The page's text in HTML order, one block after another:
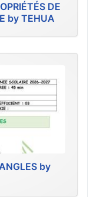
DE
by TEHUA
by